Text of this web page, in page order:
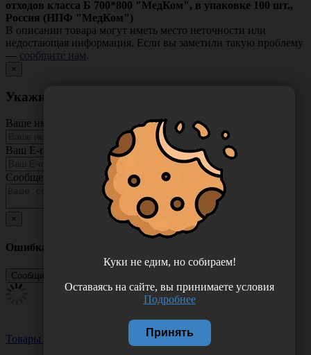
отходов класса Б 700*800 "МедКом", в упаковке 100 шт.,
Россия (НПФ "МедКом")
В описании товара могут иметь место неточности или
недостающая информация. Если вы заметили такую проблему
— сообщите нам.
×
Укажите неточность в описании товара
Ваше имя
Ваш E-mail
Сообщение
×
Ошибка
Товары из этой категории
Посмотреть все
Куки не едим, но собираем!
Оставаясь на сайте, вы принимаете условия
Подробнее
Принять